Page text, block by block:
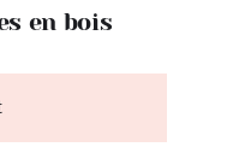
en bois